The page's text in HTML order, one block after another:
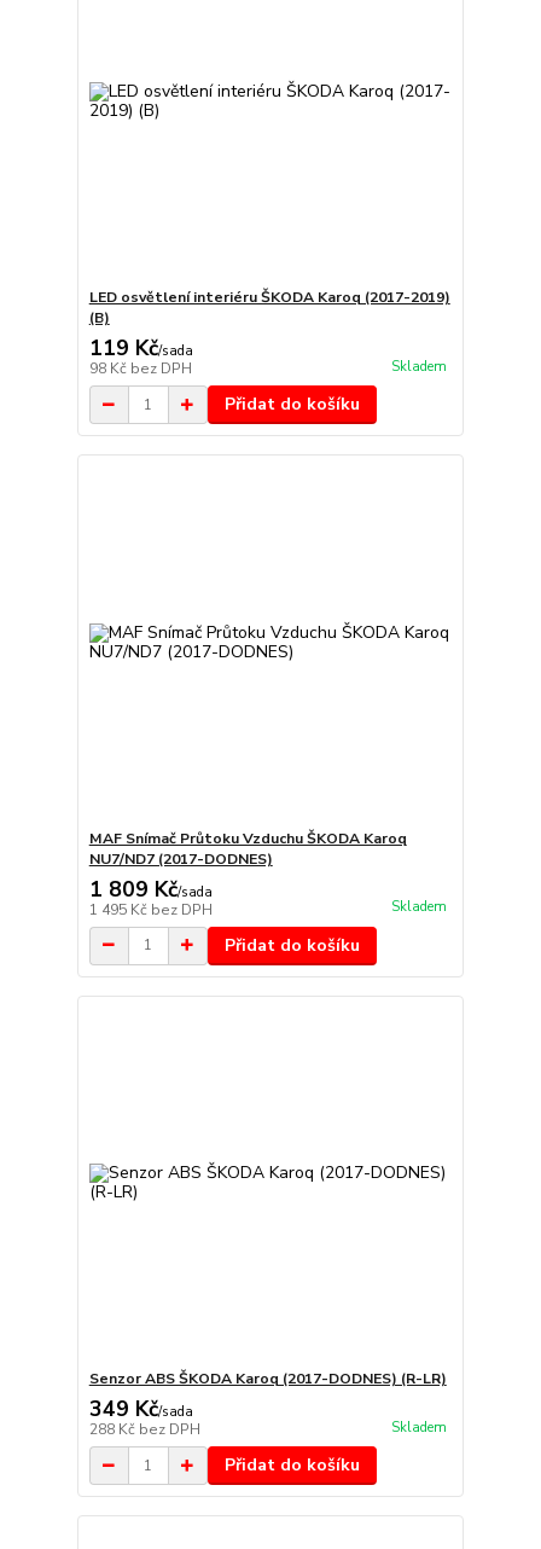
LED osvětlení interiéru ŠKODA Karoq (2017-2019)
(B)
119 Kč/sada
98 Kč bez DPH Skladem
Přidat do košíku
MAF Snímač Průtoku Vzduchu ŠKODA Karoq
NU7/ND7 (2017-DODNES)
1 809 Kč/sada
1 495 Kč bez DPH Skladem
Přidat do košíku
Senzor ABS ŠKODA Karoq (2017-DODNES) (R-LR)
349 Kč/sada
288 Kč bez DPH Skladem
Přidat do košíku